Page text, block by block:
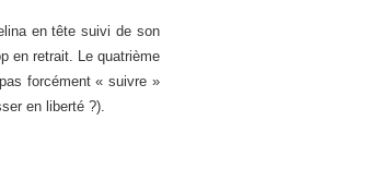
en tête suivi de son
en retrait. Le quatrième
forcément « suivre »
en liberté ?).